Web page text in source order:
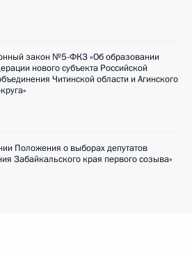
закон №5-ФКЗ «Об образовании
нового субъекта Российской
Читинской области и Агинского
Положения о выборах депутатов
Забайкальского края первого созыва»